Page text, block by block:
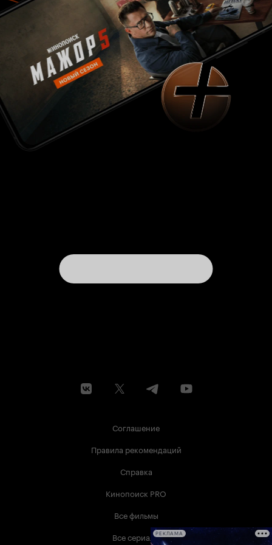
Соглашение
Правила рекомендаций
Справка
Кинопоиск PRO
Все фильмы
Все сериалыРЕКЛАМА